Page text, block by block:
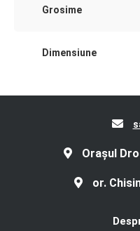
Grosime
Dimensiune
Orașul
or.